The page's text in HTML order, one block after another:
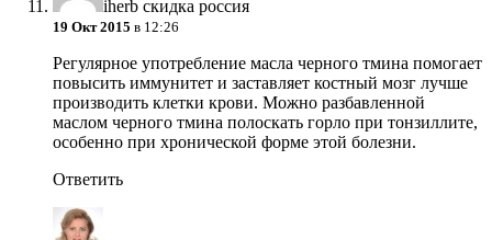
iherb скидка россия
19 Окт 2015 в 12:26
Регулярное употребление масла черного тмина помогает
повысить иммунитет и заставляет костный мозг лучше
производить клетки крови. Можно разбавленной
маслом черного тмина полоскать горло при тонзиллите,
особенно при хронической форме этой болезни.
Ответить